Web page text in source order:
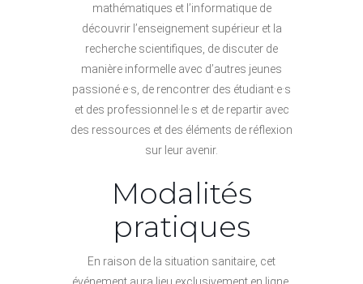
mathématiques et l’informatique de
découvrir l’enseignement supérieur et la
recherche scientifiques, de discuter de
manière informelle avec d’autres jeunes
passioné·e·s, de rencontrer des étudiant·e·s
et des professionnel·le·s et de repartir avec
des ressources et des éléments de réflexion
sur leur avenir.
Modalités
pratiques
En raison de la situation sanitaire, cet